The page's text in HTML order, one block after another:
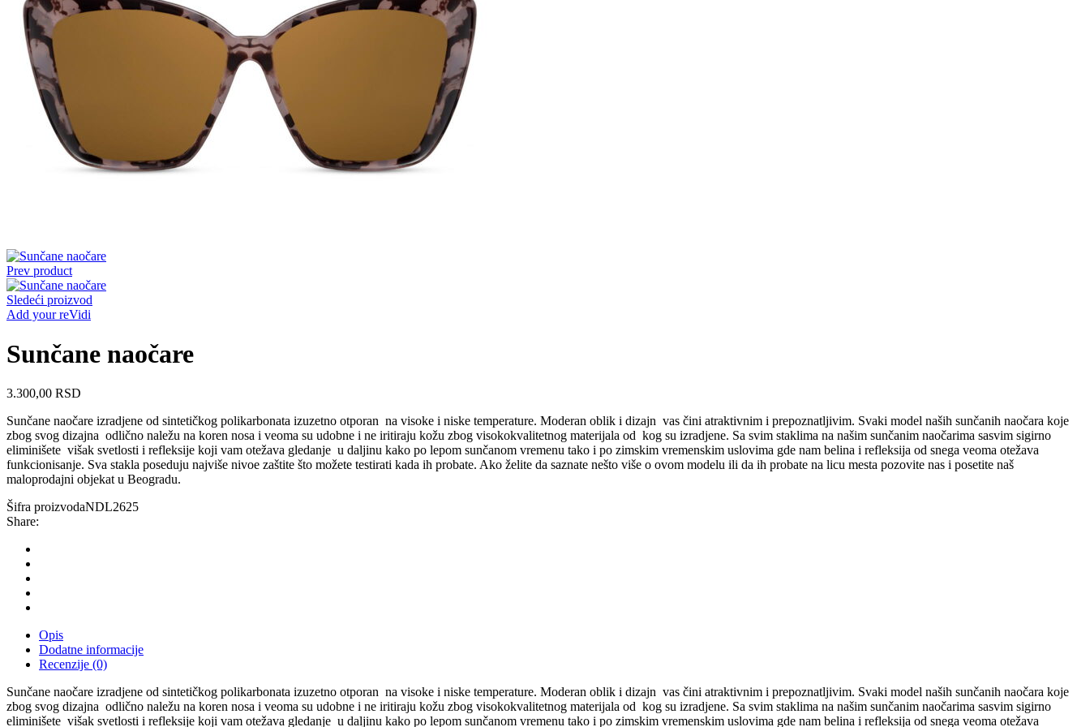
Prev product
Sledeći proizvod
Add your reVidi
Sunčane naočare
3.300,00 RSD
Sunčane naočare izradjene od sintetičkog polikarbonata izuzetno otporan na visoke i niske temperature. Moderan oblik i dizajn vas čini atraktivnim i prepoznatljivim. Svaki model naših sunčanih naočara koje
zbog svog dizajna odlično naležu na koren nosa i veoma su udobne i ne iritiraju kožu zbog visokokvalitetnog materijala od kog su izradjene. Sa svim staklima na našim sunčanim naočarima sasvim sigirno
eliminišete višak svetlosti i refleksije koji vam otežava gledanje u daljinu kako po lepom sunčanom vremenu tako i po zimskim vremenskim uslovima gde nam belina i refleksija od snega veoma otežava
funkcionisanje. Sva stakla poseduju najviše nivoe zaštite što možete testirati kada ih probate. Ako želite da saznate nešto više o ovom modelu ili da ih probate na licu mesta pozovite nas i posetite naš
maloprodajni objekat u Beogradu.
Šifra proizvodaNDL2625
Share:
Opis
Dodatne informacije
Recenzije (0)
Sunčane naočare izradjene od sintetičkog polikarbonata izuzetno otporan na visoke i niske temperature. Moderan oblik i dizajn vas čini atraktivnim i prepoznatljivim. Svaki model naših sunčanih naočara koje
zbog svog dizajna odlično naležu na koren nosa i veoma su udobne i ne iritiraju kožu zbog visokokvalitetnog materijala od kog su izradjene. Sa svim staklima na našim sunčanim naočarima sasvim sigirno
eliminišete višak svetlosti i refleksije koji vam otežava gledanje u daljinu kako po lepom sunčanom vremenu tako i po zimskim vremenskim uslovima gde nam belina i refleksija od snega veoma otežava